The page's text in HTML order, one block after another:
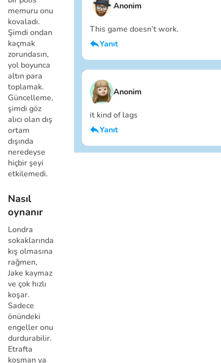
memuru onu
kovaladı.
Şimdi ondan
kaçmak
zorundasın,
yol boyunca
altın para
toplamak.
Güncelleme,
şimdi göz
alıcı olan dış
ortam
dışında
neredeyse
hiçbir şeyi
etkilemedi.
Nasıl
oynanır
Londra
sokaklarında
kış olmasına
rağmen,
Jake kaymaz
ve çok hızlı
koşar.
Sadece
önündeki
engeller onu
durdurabilir.
Etrafta
koşman ya
İptal
Anonim
This game doesn’t work.
Yanıt
Ben erkeğim
Anonim
it kind of lags
Yanıt
Ben erkeğim